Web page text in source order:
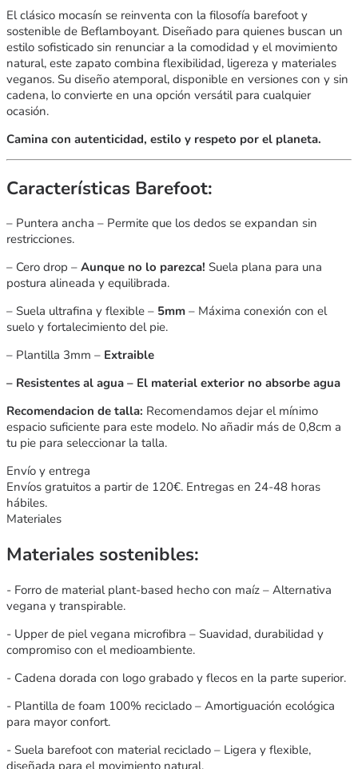
El clásico mocasín se reinventa con la filosofía barefoot y
sostenible de Beflamboyant. Diseñado para quienes buscan un
estilo sofisticado sin renunciar a la comodidad y el movimiento
natural, este zapato combina flexibilidad, ligereza y materiales
veganos. Su diseño atemporal, disponible en versiones con y sin
cadena, lo convierte en una opción versátil para cualquier
ocasión.
Camina con autenticidad, estilo y respeto por el planeta.
Características Barefoot:
– Puntera ancha – Permite que los dedos se expandan sin
restricciones.
– Cero drop – Aunque no lo parezca! Suela plana para una
postura alineada y equilibrada.
– Suela ultrafina y flexible – 5mm – Máxima conexión con el
suelo y fortalecimiento del pie.
– Plantilla 3mm – Extraible
– Resistentes al agua – El material exterior no absorbe agua
Recomendacion de talla: Recomendamos dejar el mínimo
espacio suficiente para este modelo. No añadir más de 0,8cm a
tu pie para seleccionar la talla.
Envío y entrega
Envíos gratuitos a partir de 120€. Entregas en 24-48 horas
hábiles.
Materiales
Materiales sostenibles:
- Forro de material plant-based hecho con maíz – Alternativa
vegana y transpirable.
- Upper de piel vegana microfibra – Suavidad, durabilidad y
compromiso con el medioambiente.
- Cadena dorada con logo grabado y flecos en la parte superior.
- Plantilla de foam 100% reciclado – Amortiguación ecológica
para mayor confort.
- Suela barefoot con material reciclado – Ligera y flexible,
diseñada para el movimiento natural.